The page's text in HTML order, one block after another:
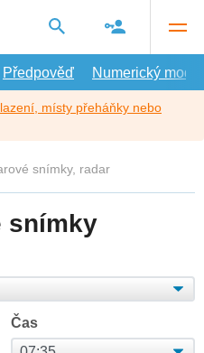
Předpověď Numerický model
místy přeháňky nebo
snímky, radar
snímky
Čas